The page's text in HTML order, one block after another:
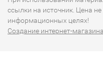
ссылки на источник. Цена
информационных целях!
Создание интернет-магазина